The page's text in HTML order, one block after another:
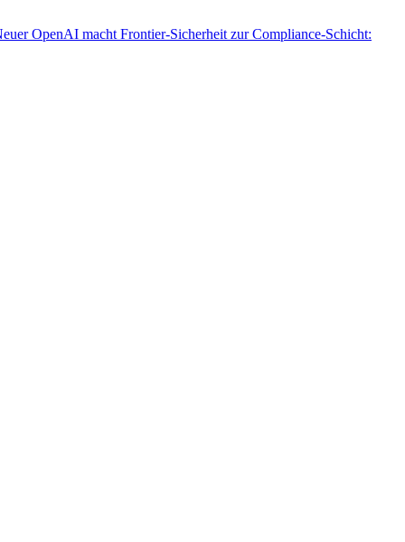
OpenAI macht Frontier-Sicherheit zur Compliance-Schicht: